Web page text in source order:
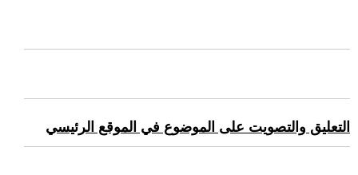
التعليق والتصويت على الموضوع في الموقع الرئيسي